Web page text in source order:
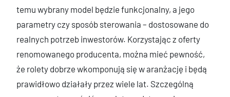
temu wybrany model będzie funkcjonalny, a jego
parametry czy sposób sterowania – dostosowane do
realnych potrzeb inwestorów. Korzystając z oferty
renomowanego producenta, można mieć pewność,
że rolety dobrze wkomponują się w aranżację i będą
prawidłowo działały przez wiele lat. Szczególną